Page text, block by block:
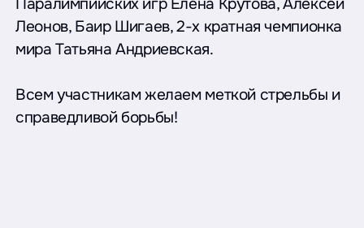
Леонов, Баир Шигаев, 2-х кратная чемпионка
мира Татьяна Андриевская.
Всем участникам желаем меткой стрельбы и
справедливой борьбы!